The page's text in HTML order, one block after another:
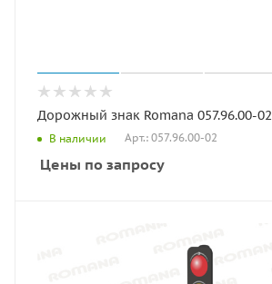
Дорожный знак Romana 057.96.00-02
В наличии Арт.: 057.96.00-02
Цены по запросу